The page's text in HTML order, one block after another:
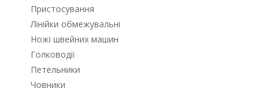
Пристосування
Лінійки обмежувальні
Ножі швейних машин
Голководії
Петельники
Човники